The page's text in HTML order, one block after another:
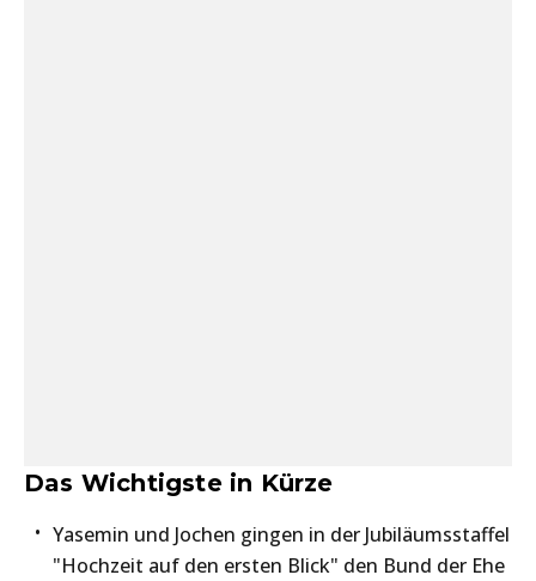
Das Wichtigste in Kürze
Yasemin und Jochen gingen in der Jubiläumsstaffel
"Hochzeit auf den ersten Blick" den Bund der Ehe